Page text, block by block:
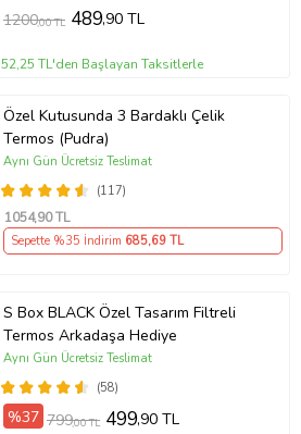
1200,00 TL 489,90 TL
52,25 TL'den Başlayan Taksitlerle
Özel Kutusunda 3 Bardaklı Çelik
Termos (Pudra)
(117)
Aynı Gün Ücretsiz Teslimat
1054,90 TL
Sepette %35 İndirim 685,69 TL
S Box BLACK Özel Tasarım Filtreli
Termos Arkadaşa Hediye
(58)
Aynı Gün Ücretsiz Teslimat
%37 799,00 TL 499,90 TL